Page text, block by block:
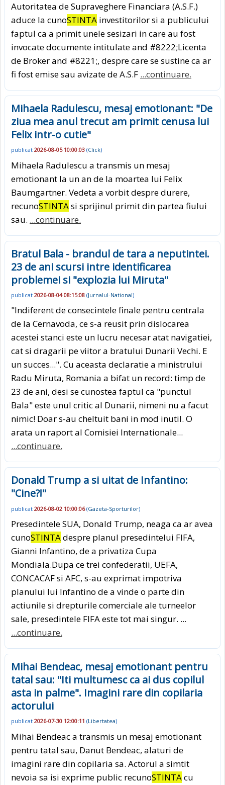
Autoritatea de Supraveghere Financiara (A.S.F.)
aduce la cunoSTINTA investitorilor si a publicului
faptul ca a primit unele sesizari in care au fost
invocate documente intitulate and #8222;Licenta
de Broker and #8221;, despre care se sustine ca ar
fi fost emise sau avizate de A.S.F ...continuare.
Mihaela Radulescu, mesaj emotionant: "De
ziua mea anul trecut am primit cenusa lui
Felix intr-o cutie"
publicat 2026-08-05 10:00:03 (Click)
Mihaela Radulescu a transmis un mesaj
emotionant la un an de la moartea lui Felix
Baumgartner. Vedeta a vorbit despre durere,
recunoSTINTAsi sprijinul primit din partea fiului
sau. ...continuare.
Bratul Bala - brandul de tara a neputintei.
23 de ani scursi intre identificarea
problemei si "explozia lui Miruta"
publicat 2026-08-04 08:15:08 (Jurnalul-National)
"Indiferent de consecintele finale pentru centrala
de la Cernavoda, ce s-a reusit prin dislocarea
acestei stanci este un lucru necesar atat navigatiei,
cat si dragarii pe viitor a bratului Dunarii Vechi. E
un succes...". Cu aceasta declaratie a ministrului
Radu Miruta, Romania a bifat un record: timp de
23 de ani, desi se cunostea faptul ca "punctul
Bala" este unul critic al Dunarii, nimeni nu a facut
nimic! Doar s-au cheltuit bani in mod inutil. O
arata un raport al Comisiei Internationale...
...continuare.
Donald Trump a si uitat de Infantino:
"Cine?!"
publicat 2026-08-02 10:00:06(Gazeta-Sporturilor)
Presedintele SUA, Donald Trump, neaga ca ar avea
cunoSTINTAdespre planul presedintelui FIFA,
Gianni Infantino, de a privatiza Cupa
Mondiala.Dupa ce trei confederatii, UEFA,
CONCACAF si AFC, s-au exprimat impotriva
planului lui Infantino de a vinde o parte din
actiunile si drepturile comerciale ale turneelor
sale, presedintele FIFA este tot mai singur. ...
...continuare.
Mihai Bendeac, mesaj emotionant pentru
tatal sau: "Iti multumesc ca ai dus copilul
asta in palme". Imagini rare din copilaria
actorului
publicat 2026-07-30 12:00:11 (Libertatea)
Mihai Bendeac a transmis un mesaj emotionant
pentru tatal sau, Danut Bendeac, alaturi de
imagini rare din copilaria sa. Actorul a simtit
nevoia sa isi exprime public recunoSTINTAcu